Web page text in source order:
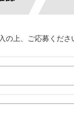
の上、ご応募くださ